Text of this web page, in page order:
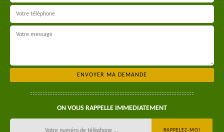
ON VOUS RAPPELLE IMMEDIATEMENT